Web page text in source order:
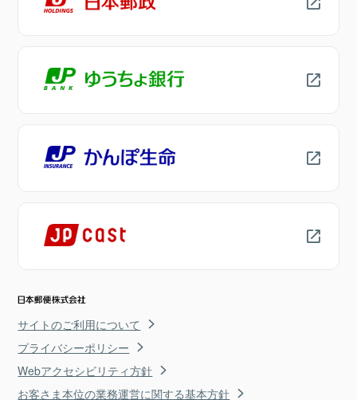
サイトのご利用について
プライバシーポリシー
Webアクセシビリティ方針
お客さま本位の業務運営に関する基本方針